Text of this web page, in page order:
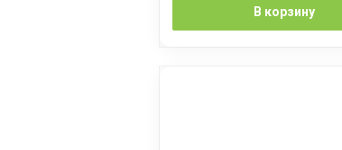
В корзину